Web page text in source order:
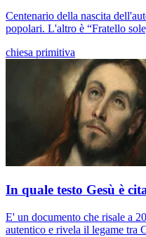
Centenario della nascita
popolari. L'altro è “Fratello
chiesa primitiva
In quale testo Gesù è
E' un documento che risale a
autentico e rivela il legame tra